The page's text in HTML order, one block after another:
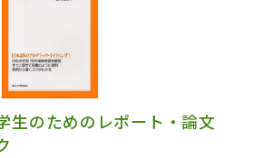
生のためのレポート・論文